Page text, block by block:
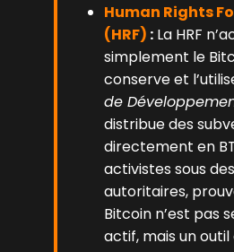
Human Rights
(HRF) : La HRF
simplement le
conserve et
de
distribue des
directement en
activistes sous
autoritaires,
Bitcoin n’est pas
actif, mais un